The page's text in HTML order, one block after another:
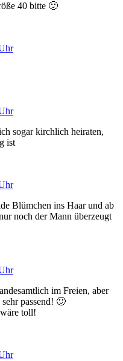
40 bitte 🙂
sogar kirchlich heiraten,
ist
Blümchen ins Haar und ab
noch der Mann überzeugt
im Freien, aber
passend! 🙂
toll!